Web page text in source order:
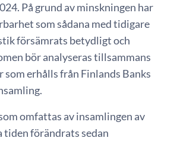
På grund av minskningen har
som sådana med tidigare
försämrats betydligt och
bör analyseras tillsammans
som erhålls från Finlands Banks
omfattas av insamlingen av
förändrats sedan